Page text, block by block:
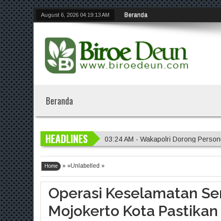
August 6, 2026 04:19:14 AM Beranda
Beranda
HEADLINES
03:24 AM - Wakapolri Dorong
11:26 PM - Polres Mojokerto Imbau
03:28 AM - Polres Probolinggo
Home » »Unlabelled »
Operasi Keselamatan
Mojokerto Kota